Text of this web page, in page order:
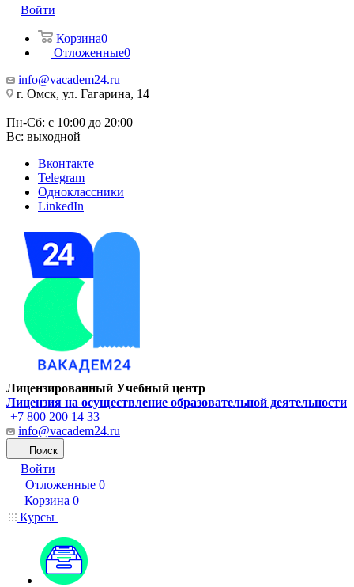
Войти
Корзина0
Отложенные0
info@vacadem24.ru
г. Омск, ул. Гагарина, 14
Пн-Сб: с 10:00 до 20:00
Вс: выходной
Вконтакте
Telegram
Одноклассники
LinkedIn
Лицензированный Учебный центр
Лицензия на осуществление образовательной деятельности
+7 800 200 14 33
info@vacadem24.ru
Поиск
Войти
Отложенные 0
Корзина 0
Курсы